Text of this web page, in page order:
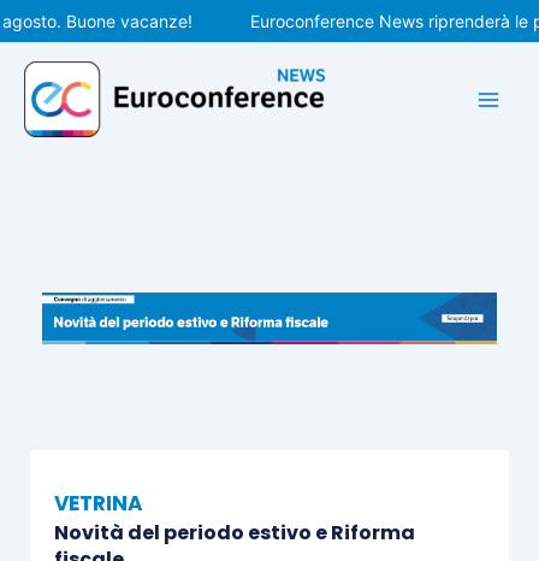
Vai
al
contenuto
Buone vacanze! Euroconference News riprenderà le
VETRINA
Novità del periodo estivo e Riforma